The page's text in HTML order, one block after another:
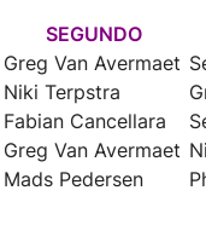
SEGUNDO
Greg Van Avermaet
Niki Terpstra
Fabian Cancellara
Greg Van Avermaet
Mads Pedersen